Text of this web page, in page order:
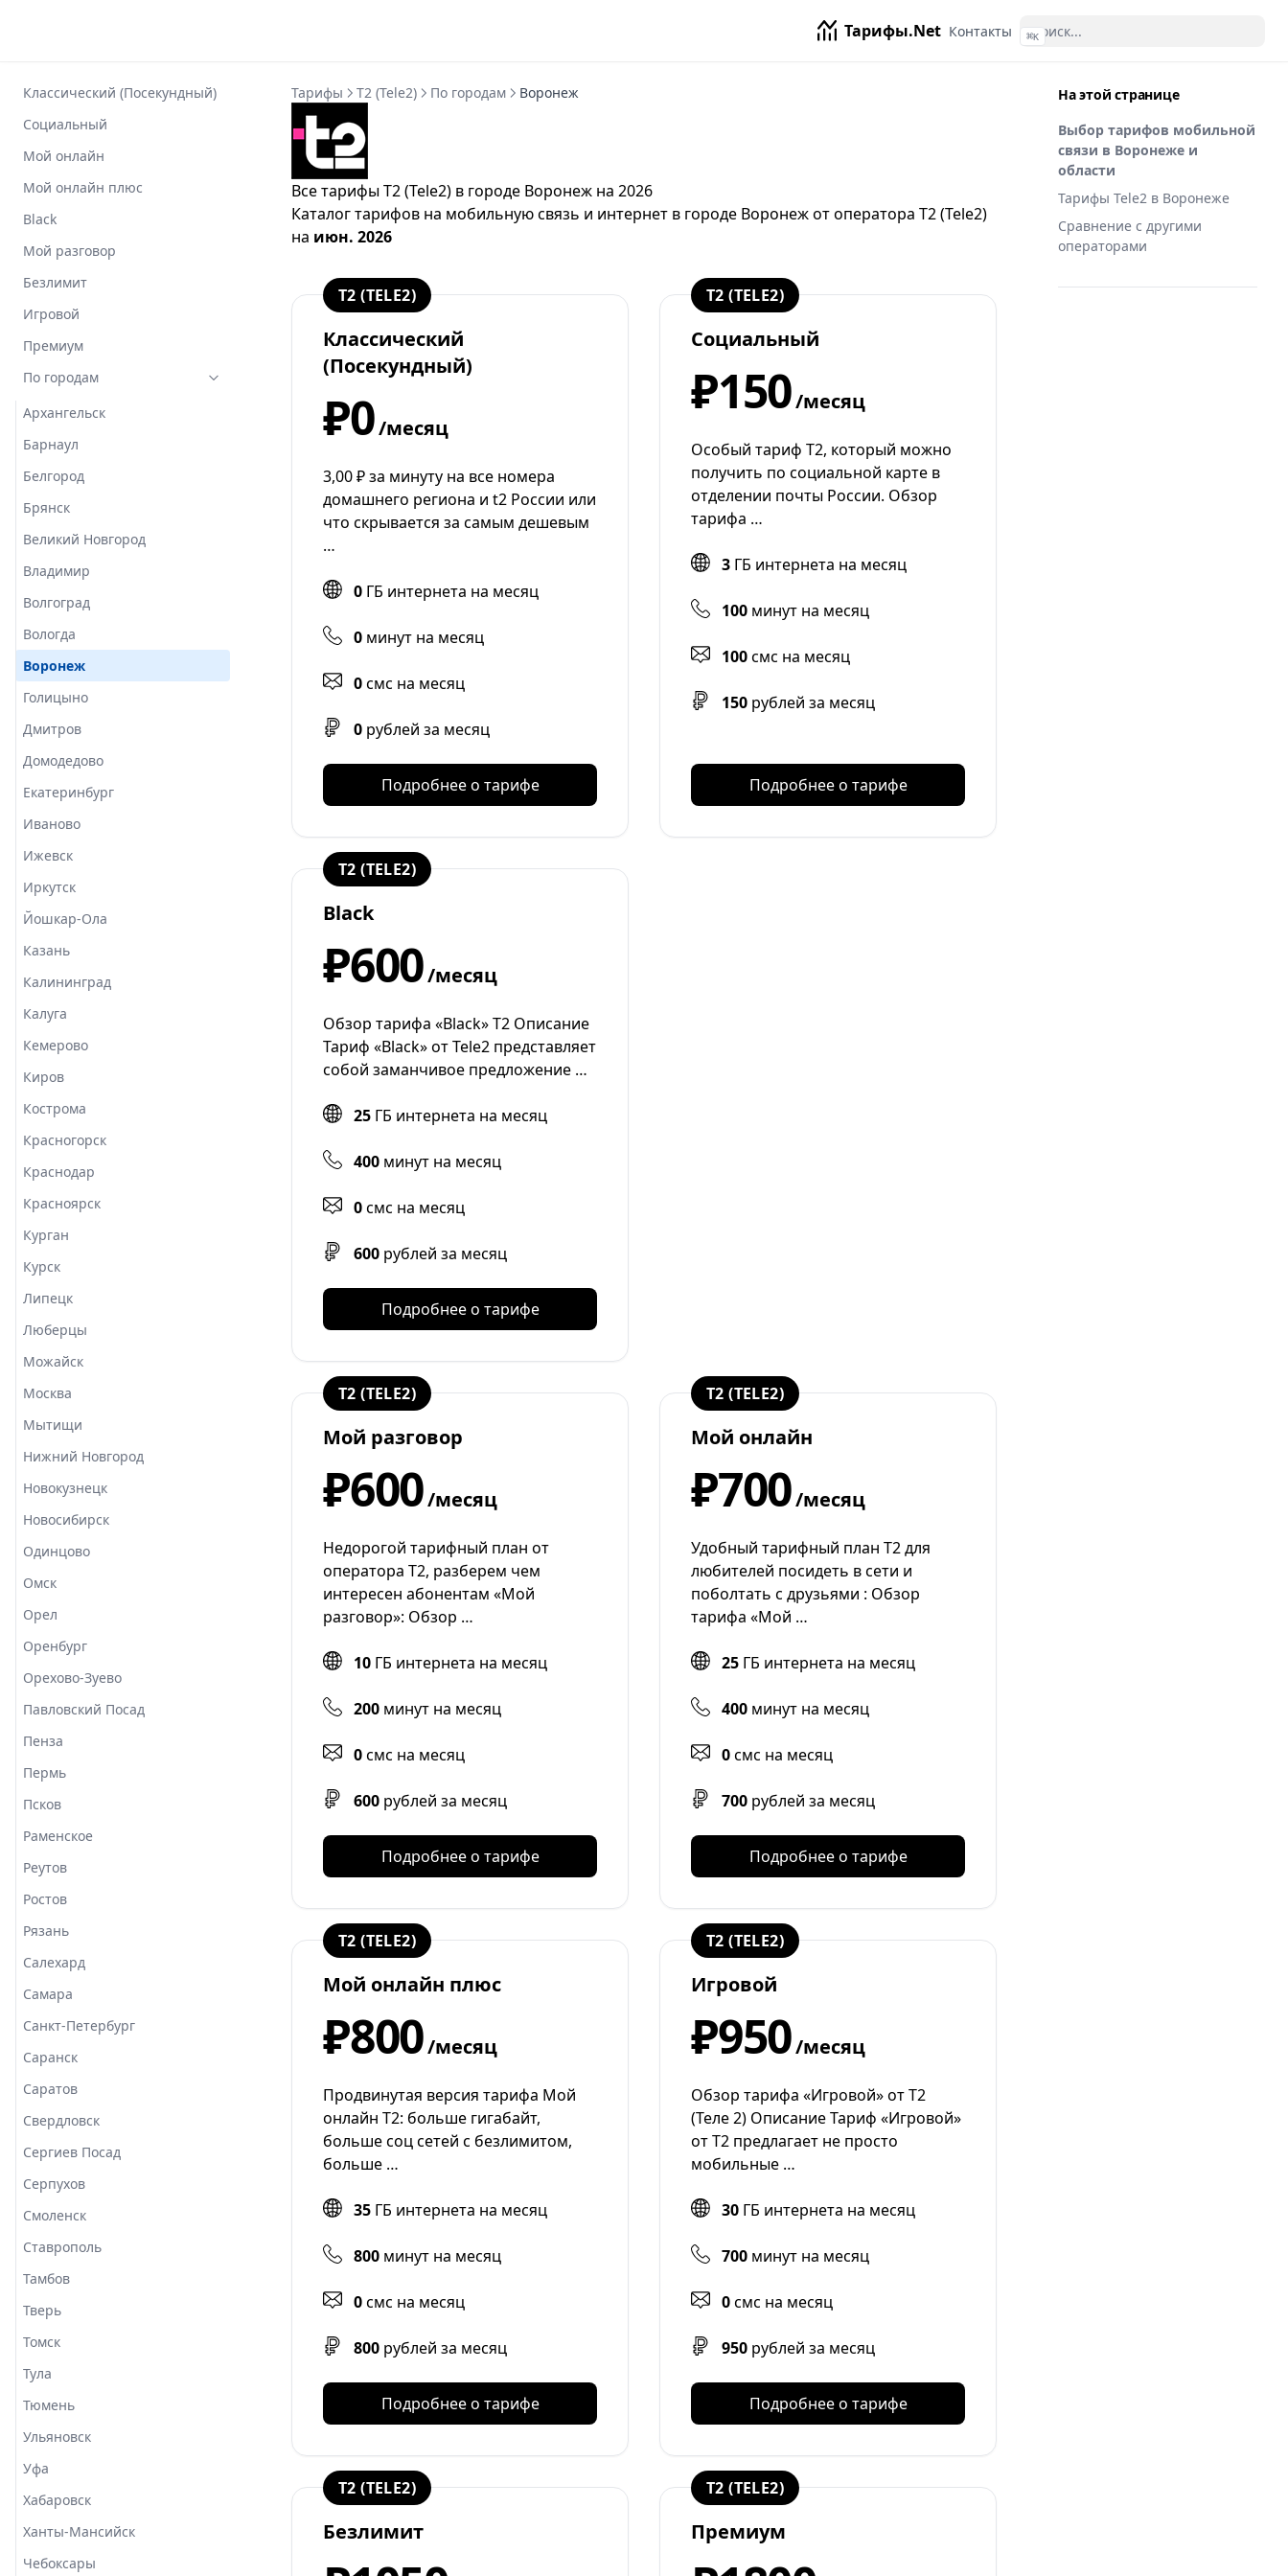
Тарифы.Net Контакты ⌘K
Классический (Посекундный)
Социальный
Мой онлайн
Мой онлайн плюс
Black
Мой разговор
Безлимит
Игровой
Премиум
По городам
Архангельск
Барнаул
Белгород
Брянск
Великий Новгород
Владимир
Волгоград
Вологда
Воронеж
Голицыно
Дмитров
Домодедово
Екатеринбург
Иваново
Ижевск
Иркутск
Йошкар-Ола
Казань
Калининград
Калуга
Кемерово
Киров
Кострома
Красногорск
Краснодар
Красноярск
Курган
Курск
Липецк
Люберцы
Можайск
Москва
Мытищи
Нижний Новгород
Новокузнецк
Новосибирск
Одинцово
Омск
Орел
Оренбург
Орехово-Зуево
Павловский Посад
Пенза
Пермь
Псков
Раменское
Реутов
Ростов
Рязань
Салехард
Самара
Санкт-Петербург
Саранск
Саратов
Свердловск
Сергиев Посад
Серпухов
Смоленск
Ставрополь
Тамбов
Тверь
Томск
Тула
Тюмень
Ульяновск
Уфа
Хабаровск
Ханты-Мансийск
Чебоксары
На этой странице
Выбор тарифов мобильной
связи в Воронеже и
области
Тарифы Tele2 в Воронеже
Сравнение с другими
операторами
Тарифы T2 (Tele2) По городам Воронеж
Все тарифы T2 (Tele2) в городе Воронеж на 2026
Каталог тарифов на мобильную связь и интернет в городе Воронеж отоператора T2 (Tele2)
на июн. 2026
T2 (TELE2)
Классический
(Посекундный)
₽0/месяц
3,00 ₽ за минуту на все номера
домашнего региона и t2 России или
что скрывается за самым дешевым
…
0 ГБ интернета на месяц
0 минут на месяц
0смс на месяц
0 рублей за месяц
Подробнее о тарифе
T2 (TELE2)
Социальный
₽150/месяц
Особый тариф Т2, который можно
получить по социальной карте в
отделении почты России. Обзор
тарифа …
3 ГБ интернета на месяц
100 минут на месяц
100смс на месяц
150 рублей за месяц
Подробнее о тарифе
T2 (TELE2)
Black
₽600/месяц
Обзор тарифа «Black» Т2 Описание
Тариф «Black» от Tele2 представляет
собой заманчивое предложение …
25 ГБ интернета на месяц
400 минут на месяц
0смс на месяц
600 рублей за месяц
Подробнее о тарифе
T2 (TELE2)
Мой разговор
₽600/месяц
Недорогой тарифный план от
оператора T2, разберем чем
интересен абонентам «Мой
разговор»: Обзор …
10 ГБ интернета на месяц
200 минут на месяц
0смс на месяц
600 рублей за месяц
Подробнее о тарифе
T2 (TELE2)
Мой онлайн
₽700/месяц
Удобный тарифный план Т2 для
любителей посидеть в сети и
поболтать с друзьями : Обзор
тарифа «Мой …
25 ГБ интернета на месяц
400 минут на месяц
0смс на месяц
700 рублей за месяц
Подробнее о тарифе
T2 (TELE2)
Мой онлайн плюс
₽800/месяц
Продвинутая версия тарифа Мой
онлайн Т2: больше гигабайт,
больше соц сетей с безлимитом,
больше …
35 ГБ интернета на месяц
800 минут на месяц
0смс на месяц
800 рублей за месяц
Подробнее о тарифе
T2 (TELE2)
Игровой
₽950/месяц
Обзор тарифа «Игровой» от Т2
(Теле 2) Описание Тариф «Игровой»
от T2 предлагает не просто
мобильные …
30 ГБ интернета на месяц
700 минут на месяц
0смс на месяц
950 рублей за месяц
Подробнее о тарифе
T2 (TELE2)
Безлимит
T2 (TELE2)
Премиум